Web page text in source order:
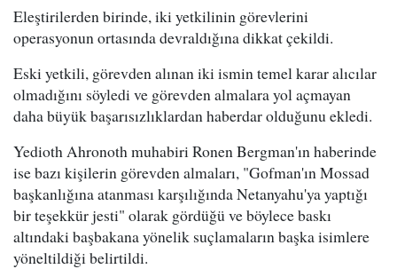
Eleştirilerden birinde, iki yetkilinin görevlerini
operasyonun ortasında devraldığına dikkat çekildi.
Eski yetkili, görevden alınan iki ismin temel karar alıcılar
olmadığını söyledi ve görevden almalara yol açmayan
daha büyük başarısızlıklardan haberdar olduğunu ekledi.
Yedioth Ahronoth muhabiri Ronen Bergman'ın haberinde
ise bazı kişilerin görevden almaları, "Gofman'ın Mossad
başkanlığına atanması karşılığında Netanyahu'ya yaptığı
bir teşekkür jesti" olarak gördüğü ve böylece baskı
altındaki başbakana yönelik suçlamaların başka isimlere
yöneltildiği belirtildi.